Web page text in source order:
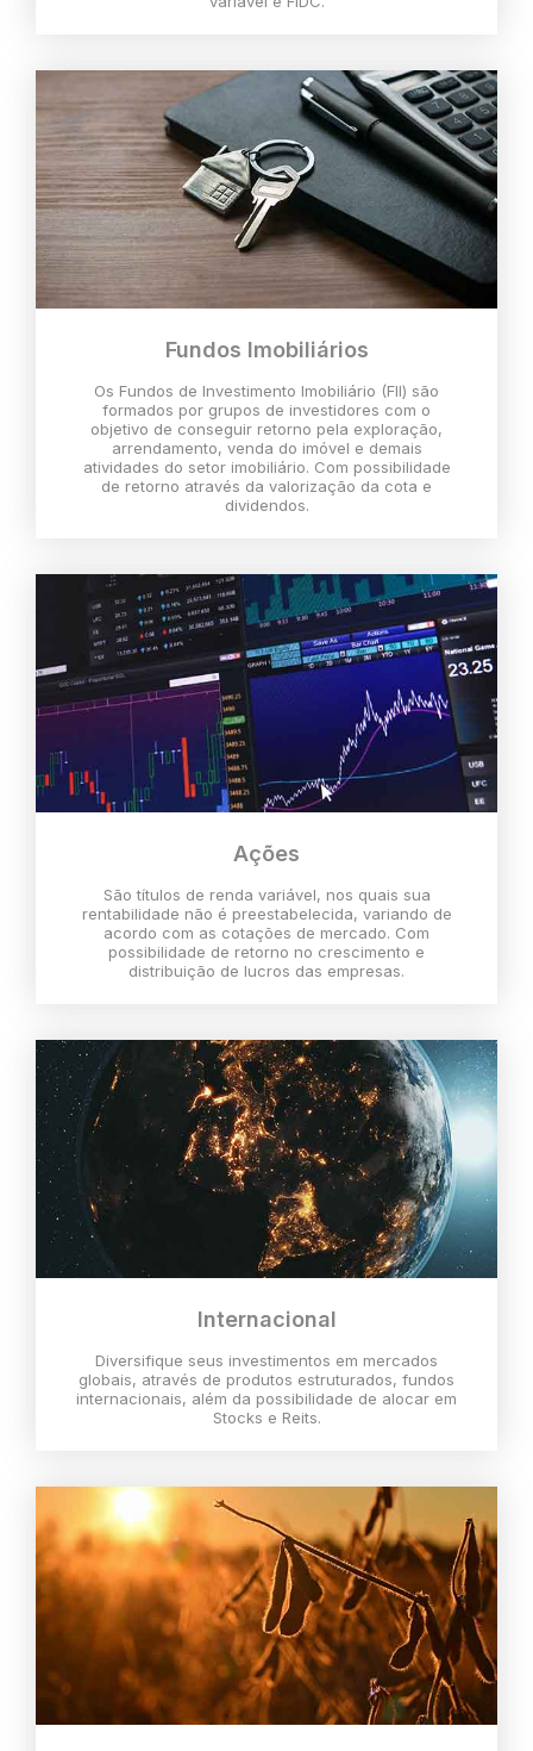
Fundos Imobiliários
Os Fundos de Investimento Imobiliário (FII) são
formados por grupos de investidores com o
objetivo de conseguir retorno pela exploração,
arrendamento, venda do imóvel e demais
atividades do setor imobiliário. Com possibilidade
de retorno através da valorização da cota e
dividendos.
Ações
São títulos de renda variável, nos quais sua
rentabilidade não é preestabelecida, variando de
acordo com as cotações de mercado. Com
possibilidade de retorno no crescimento e
distribuição de lucros das empresas.
Internacional
Diversifique seus investimentos em mercados
globais, através de produtos estruturados, fundos
internacionais, além da possibilidade de alocar em
Stocks e Reits.